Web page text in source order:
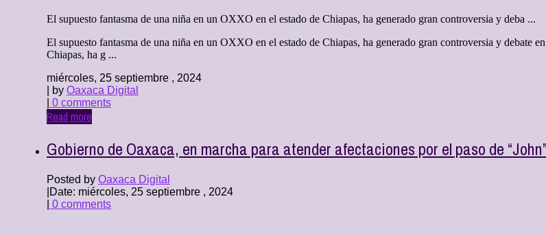
El supuesto fantasma de una niña en un OXXO en el estado de Chiapas, ha generado gran controversia y deba ...
El supuesto fantasma de una niña en un OXXO en el estado de Chiapas, ha generado gran controversia y debate
Chiapas, ha g ...
miércoles, 25 septiembre , 2024
| by Oaxaca Digital
0 comments
Read more
Gobierno de Oaxaca, en marcha para atender afectaciones por el paso de “John”
Posted by Oaxaca Digital
Date: miércoles, 25 septiembre , 2024
0 comments